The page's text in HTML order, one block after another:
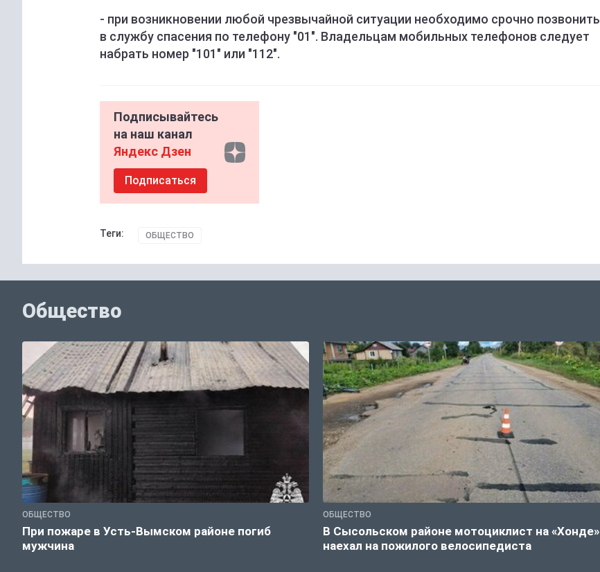
- при возникновении любой чрезвычайной ситуации необходимо срочно позвонить
в службу спасения по телефону "01". Владельцам мобильных телефонов следует
набрать номер "101" или "112".
Подписывайтесь
на наш канал
Яндекс Дзен
Подписаться
Теги: ОБЩЕСТВО
Общество
ОБЩЕСТВО
При пожаре в Усть-Вымском районе погиб
мужчина
ОБЩЕСТВО
В Сысольском районе мотоциклист на «Хонде»
наехал на пожилого велосипедиста